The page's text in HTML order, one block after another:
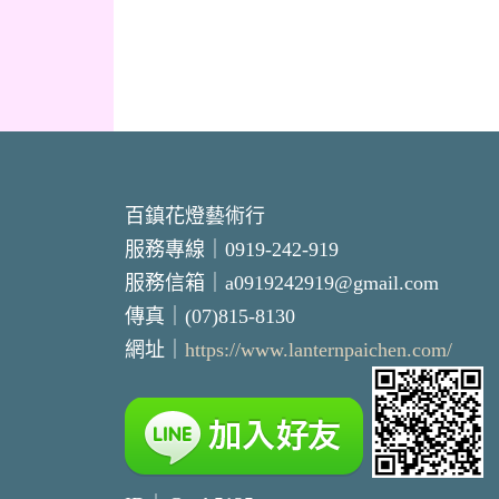
百鎮花燈藝術行
服務專線｜0919-242-919
服務信箱｜a0919242919@gmail.com
傳真｜(07)815-8130
網址｜ https://www.lanternpaichen.com/